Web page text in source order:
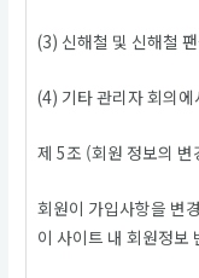
(3) 신해철 및 신해철
(4) 기타 관리자 회의
제 5조 (회원 정보의 변
회원이 가입사항을 변
이 사이트 내 회원정보